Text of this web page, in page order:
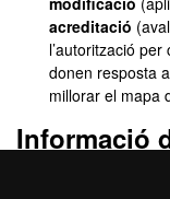
acreditació
l’autorització
donen resposta
millorar el mapa
Informació